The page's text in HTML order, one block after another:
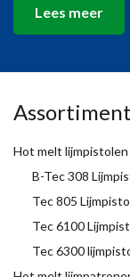
Lees meer
Assortiment
Hot melt lijmpistolen
B-Tec 308
Tec 805
Tec 6100
Tec 6300